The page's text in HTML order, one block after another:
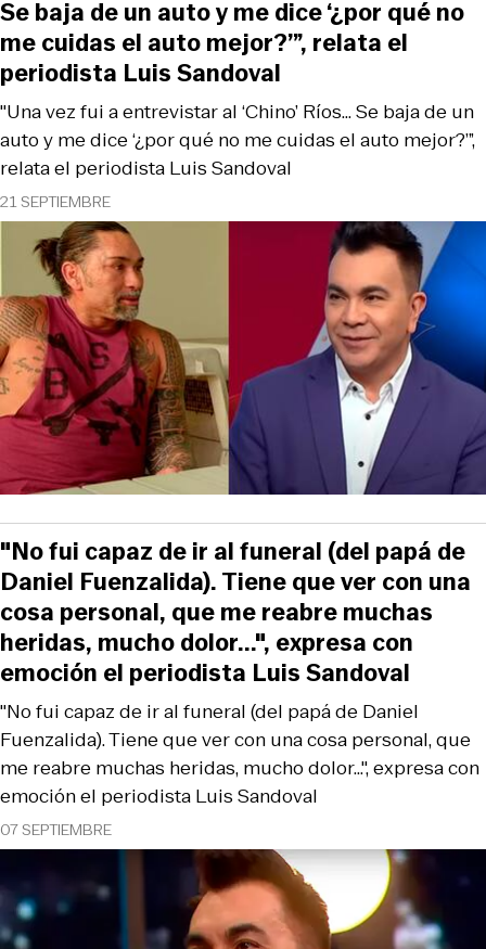
21 SEPTIEMBRE
"Una vez fui a entrevistar al ‘Chino’ Ríos... Se baja de un
auto y me dice ‘¿por qué no me cuidas el auto mejor?’”,
relata el periodista Luis Sandoval
Se baja de un auto y me dice ‘¿por qué no
me cuidas el auto mejor?’”, relata el
periodista Luis Sandoval
07 SEPTIEMBRE
"No fui capaz de ir al funeral (del papá de Daniel
Fuenzalida). Tiene que ver con una cosa personal, que
me reabre muchas heridas, mucho dolor...", expresa con
emoción el periodista Luis Sandoval
"No fui capaz de ir al funeral (del papá de
Daniel Fuenzalida). Tiene que ver con una
cosa personal, que me reabre muchas
heridas, mucho dolor...", expresa con
emoción el periodista Luis Sandoval